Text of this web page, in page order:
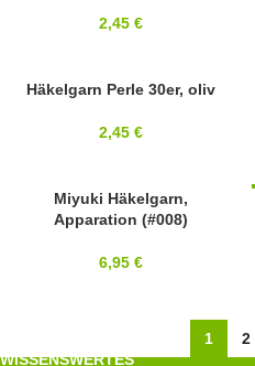
2,45 €
30ER PERLE
Häkelgarn Perle 30er, oliv
2,45 €
Miyuki Häkelgarn,
Apparation (#008)
6,95 €
1 2
WISSENSWERTES